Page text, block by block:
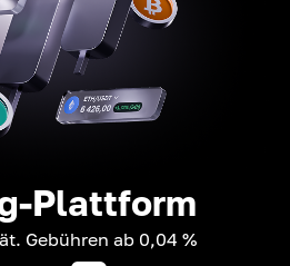
Plattform
Gebühren ab 0,04 %